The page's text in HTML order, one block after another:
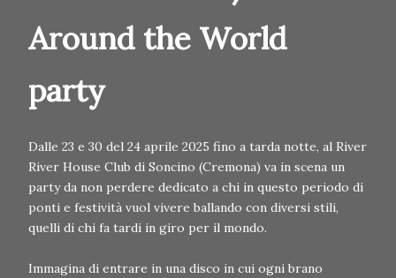
Around the World
party
Dalle 23 e 30 del 24 aprile 2025 fino a tarda notte, al River
River House Club di Soncino (Cremona) va in scena un
party da non perdere dedicato a chi in questo periodo di
ponti e festività vuol vivere ballando con diversi stili,
quelli di chi fa tardi in giro per il mondo.
Immagina di entrare in una disco in cui ogni brano